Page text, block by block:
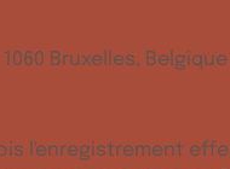
Bruxelles, Belgique
l'enregistrement